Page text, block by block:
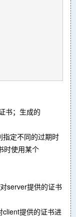
书；生成的
定不同的过期时
时使用某个
server提供的证书
提供的证书进